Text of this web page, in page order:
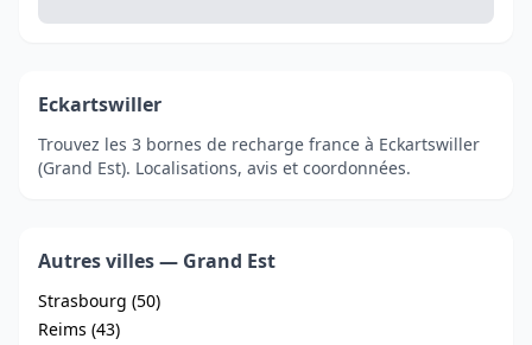
Eckartswiller
Trouvez les 3 bornes de recharge france à Eckartswiller
(Grand Est). Localisations, avis et coordonnées.
Autres villes — Grand Est
Strasbourg (50)
Reims (43)